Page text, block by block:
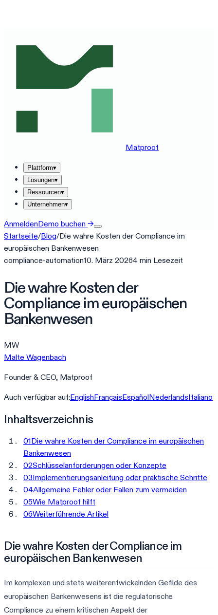
Matproof
Plattform▾
Lösungen▾
Ressourcen▾
Unternehmen▾
AnmeldenDemo buchen →
Startseite/Blog/Die wahre Kosten der Compliance im
europäischen Bankenwesen
compliance-automation10. März 20264 min Lesezeit
Die wahre Kosten der
Compliance im europäischen
Bankenwesen
MW
Malte Wagenbach
Founder & CEO, Matproof
Auch verfügbar auf:EnglishFrançaisEspañolNederlandsItaliano
Inhaltsverzeichnis
01Die wahre Kosten der Compliance im europäischen
Bankenwesen
02Schlüsselanforderungen oder Konzepte
03Implementierungsanleitung oder praktische Schritte
04Allgemeine Fehler oder Fallen zum vermeiden
05Wie Matproof hilft
06Weiterführende Artikel
Die wahre Kosten der Compliance im
europäischen Bankenwesen
Im komplexen und stets weiterentwickelnden Gefilde des
europäischen Bankenwesens ist die regulatorische
Compliance zu einem kritischen Aspekt der